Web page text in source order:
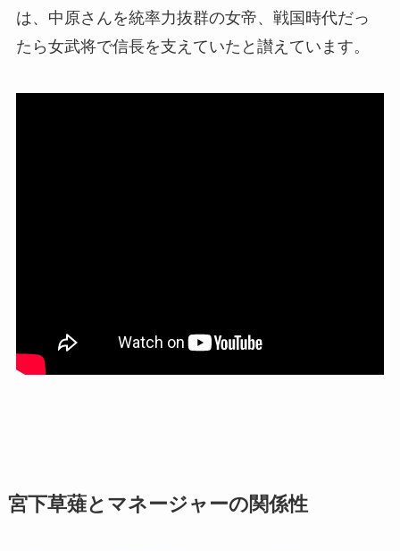
は、中原さんを統率力抜群の女帝、戦国時代だっ
たら女武将で信長を支えていたと讃えています。
宮下草薙とマネージャーの関係性